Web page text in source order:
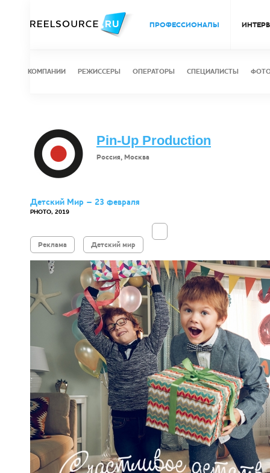
ПРОФЕССИОНАЛЫ
КОМПАНИИ РЕЖИССЕРЫ ОПЕРАТОРЫ СПЕЦИАЛИСТЫ
Pin-Up Production
Россия, Москва
Детский Мир – 23 февраля
PHOTO, 2019
Реклама Детский мир